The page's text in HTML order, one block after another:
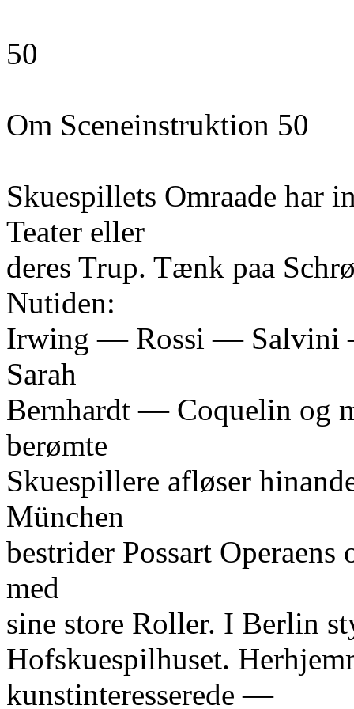
50
Om Sceneinstruktion 50
Skuespillets Omraade har
Teater eller
deres Trup. Tænk paa
Nutiden:
Irwing — Rossi —
Sarah
Bernhardt — Coquelin og
berømte
Skuespillere afløser
München
bestrider Possart
med
sine store Roller. I Berlin
Hofskuespilhuset.
kunstinteresserede —